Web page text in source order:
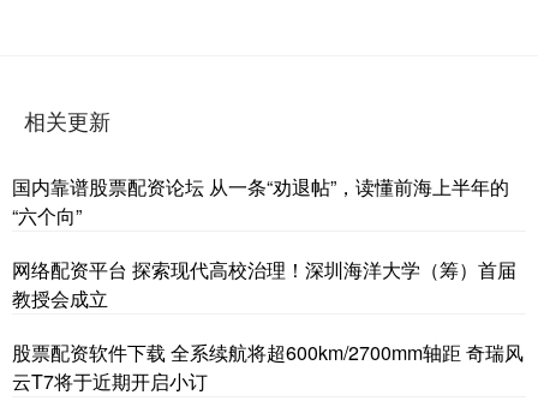
相关更新
国内靠谱股票配资论坛 从一条“劝退帖”，读懂前海上半年的
“六个向”
网络配资平台 探索现代高校治理！深圳海洋大学（筹）首届
教授会成立
股票配资软件下载 全系续航将超600km/2700mm轴距 奇瑞风
云T7将于近期开启小订